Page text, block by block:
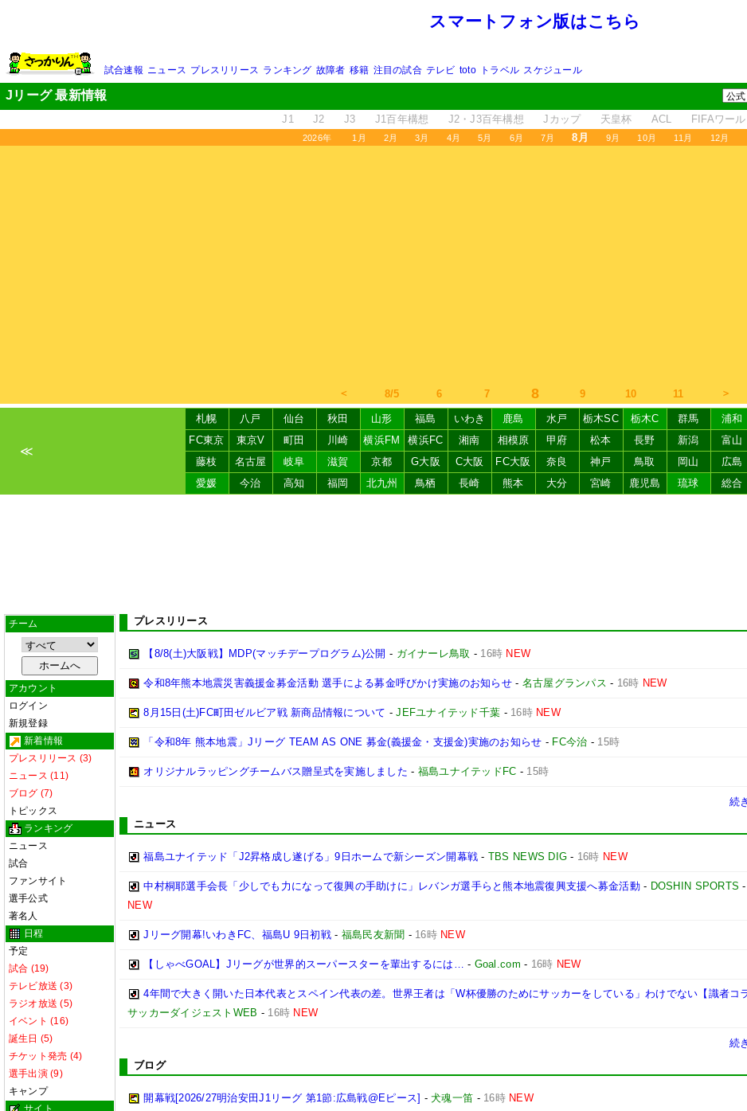
スマートフォン版はこちら
試合速報 ニュース プレスリリース ランキング 故障者 移籍 注目の試合 テレビ toto トラベル スケジュール
Jリーグ 最新情報
J1 J2 J3 J1百年構想 J2・J3百年構想 Jカップ 天皇杯 ACL FIFAワー
2026年 1月 2月 3月 4月 5月 6月 7月 8月 9月 10月 11月 12月
＜ 8/5 6 7 8 9 10 11 ＞
≪
札幌 八戸 仙台 秋田 山形 福島 いわき 鹿島 水戸 栃木SC 栃木C 群馬 浦和
FC東京
東京V 町田 川崎 横浜FM 横浜FC 湘南 相模原 甲府 松本 長野 新潟 富山
藤枝
名古屋 岐阜 滋賀 京都 G大阪 C大阪 FC大阪 奈良 神戸 鳥取 岡山 広島
愛媛
今治 高知 福岡 北九州 鳥栖 長崎 熊本 大分 宮崎 鹿児島 琉球 総合
チーム
アカウント
ログイン
新規登録
新着情報
プレスリリース (3)
ニュース (11)
ブログ (7)
トピックス
ランキング
ニュース
試合
ファンサイト
選手公式
著名人
日程
予定
試合 (19)
テレビ放送 (3)
ラジオ放送 (5)
イベント (16)
誕生日 (5)
チケット発売 (4)
選手出演 (9)
キャンプ
サイト
プレスリリース
【8/8(土)大阪戦】MDP(マッチデープログラム)公開 - ガイナーレ鳥取 - 16時 NEW
令和8年熊本地震災害義援金募金活動 選手による募金呼びかけ実施のお知らせ- 名古屋グランパス - 16時 NEW
8月15日(土)FC町田ゼルビア戦 新商品情報について -JEFユナイテッド千葉 - 16時 NEW
「令和8年 熊本地震」Jリーグ TEAM AS ONE 募金(義援金・支援金)実施のお知らせ - FC今治 - 15時
オリジナルラッピングチームバス贈呈式を実施しました - 福島ユナイテッドFC - 15時
続
ニュース
福島ユナイテッド「J2昇格成し遂げる」9日ホームで新シーズン開幕戦 - TBS NEWS DIG - 16時 NEW
中村桐耶選手会長「少しでも力になって復興の手助けに」レバンガ選手らと熊本地震復興支援へ募金活動- DOSHIN SPORTS -
NEW
Jリーグ開幕!いわきFC、福島U 9日初戦- 福島民友新聞 - 16時 NEW
【しゃべGOAL】Jリーグが世界的スーパースターを輩出するには… - Goal.com - 16時 NEW
4年間で大きく開いた日本代表とスペイン代表の差。世界王者は「W杯優勝のためにサッカーをしている」わけでない【識者コ
サッカーダイジェストWEB - 16時 NEW
続
ブログ
開幕戦[2026/27明治安田J1リーグ 第1節:広島戦@Eピース] -犬魂一笛 - 16時 NEW